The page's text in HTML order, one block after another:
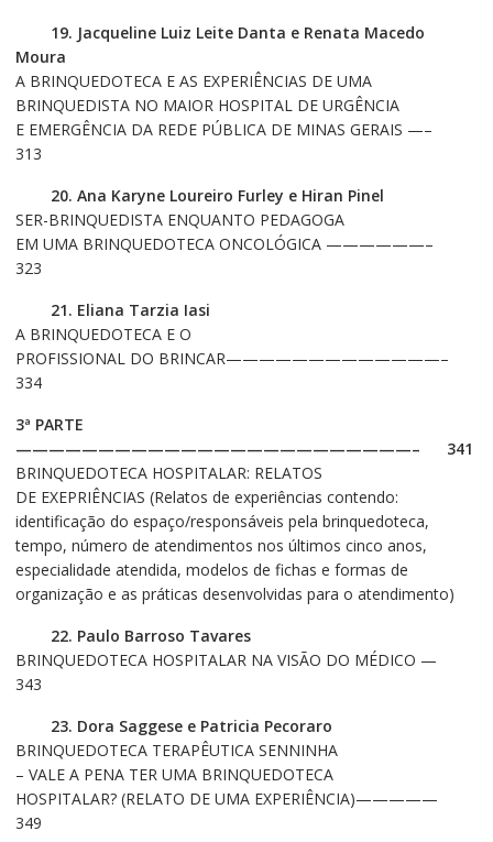
19. Jacqueline Luiz Leite Danta e Renata Macedo
Moura
A BRINQUEDOTECA E AS EXPERIÊNCIAS DE UMA
BRINQUEDISTA NO MAIOR HOSPITAL DE URGÊNCIA
E EMERGÊNCIA DA REDE PÚBLICA DE MINAS GERAIS —–
313
20. Ana Karyne Loureiro Furley e Hiran Pinel
SER-BRINQUEDISTA ENQUANTO PEDAGOGA
EM UMA BRINQUEDOTECA ONCOLÓGICA ——————–
323
21. Eliana Tarzia Iasi
A BRINQUEDOTECA E O
PROFISSIONAL DO BRINCAR—————————————–
334
3ª PARTE
————————————————————————– 341
BRINQUEDOTECA HOSPITALAR: RELATOS
DE EXEPRIÊNCIAS (Relatos de experiências contendo:
identificação do espaço/responsáveis pela brinquedoteca,
tempo, número de atendimentos nos últimos cinco anos,
especialidade atendida, modelos de fichas e formas de
organização e as práticas desenvolvidas para o atendimento)
22. Paulo Barroso Tavares
BRINQUEDOTECA HOSPITALAR NA VISÃO DO MÉDICO —
343
23. Dora Saggese e Patricia Pecoraro
BRINQUEDOTECA TERAPÊUTICA SENNINHA
– VALE A PENA TER UMA BRINQUEDOTECA
HOSPITALAR? (RELATO DE UMA EXPERIÊNCIA)—————
349